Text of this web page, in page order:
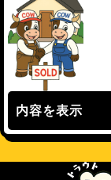
内容を表示